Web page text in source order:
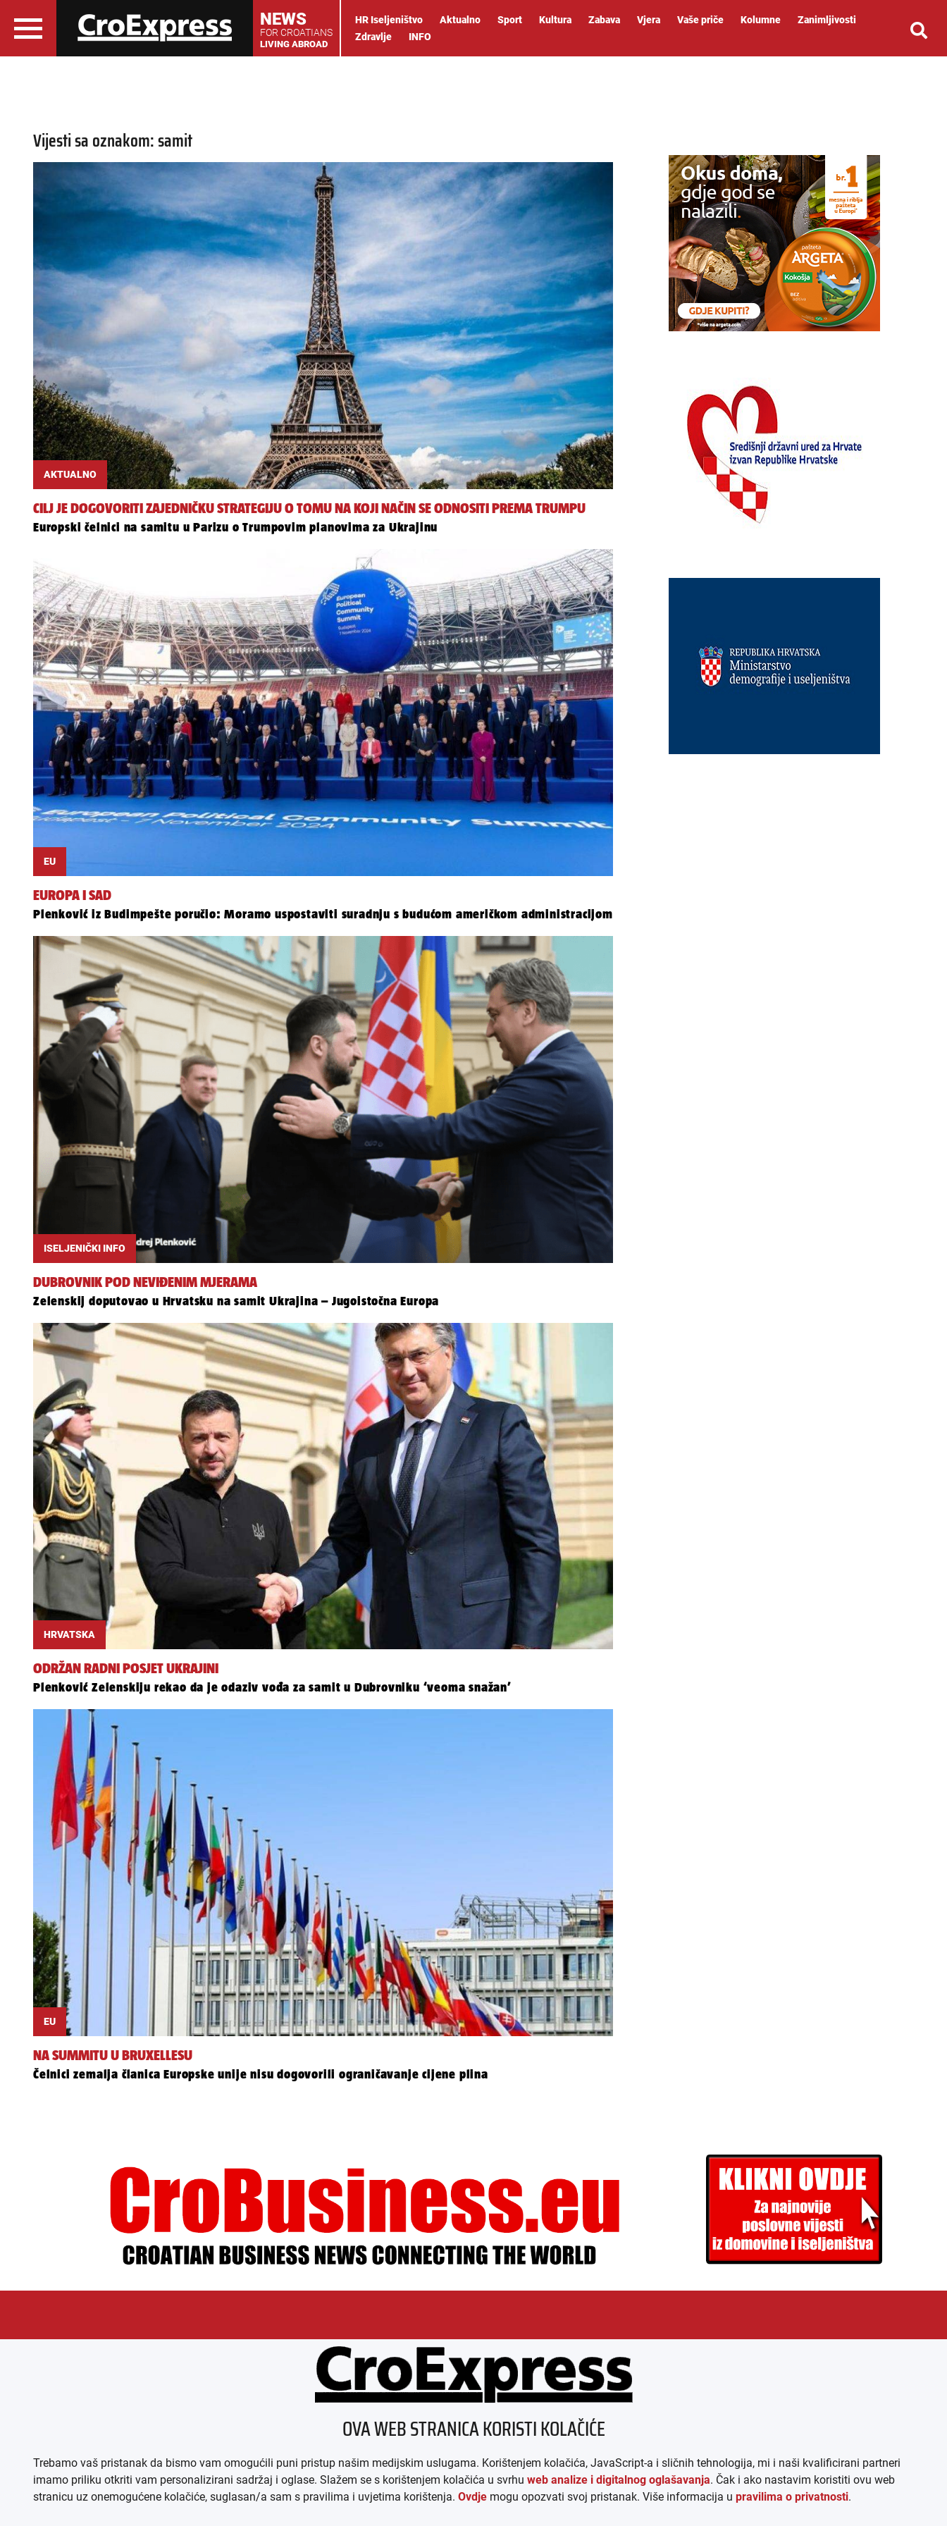
NEWS
FOR CROATIANS
LIVING ABROAD
HR Iseljeništvo Aktualno Sport Kultura Zabava Vjera Vaše priče Kolumne
Zanimljivosti
Zdravlje
INFO
Vijesti sa oznakom: samit
AKTUALNO
CILJ JE DOGOVORITI ZAJEDNIČKU STRATEGIJU O TOMU NA KOJI NAČIN SE ODNOSITI PREMA TRUMPU
Europski čelnici na samitu u Parizu o Trumpovim planovima za Ukrajinu
EU
EUROPA I SAD
Plenković iz Budimpešte poručio: Moramo uspostaviti suradnju s budućom američkom administracijom
ISELJENIČKI INFO
DUBROVNIK POD NEVIĐENIM MJERAMA
Zelenskij doputovao u Hrvatsku na samit Ukrajina – Jugoistočna Europa
HRVATSKA
ODRŽAN RADNI POSJET UKRAJINI
Plenković Zelenskiju rekao da je odaziv vođa za samit u Dubrovniku ‘veoma snažan’
EU
NA SUMMITU U BRUXELLESU
Čelnici zemalja članica Europske unije nisu dogovorili ograničavanje cijene plina
IMPRESSUM AGB DATENSCHUTZ MEDIADATEN
OVA WEB STRANICA KORISTI KOLAČIĆE
Trebamo vaš pristanak da bismo vam omogućili puni pristup našim medijskim uslugama. Korištenjem kolačića, JavaScript-a i sličnih tehnologija, mi i naši kvalificirani partneri
imamo priliku otkriti vam personalizirani sadržaj i oglase. Slažem se s korištenjem kolačića u svrhu web analize i digitalnog oglašavanja. Čak i ako nastavim koristiti ovu web
stranicu uz onemogućene kolačiće, suglasan/a sam s pravilima i uvjetima korištenja. Ovdje mogu opozvati svoj pristanak. Više informacija u pravilima o privatnosti.